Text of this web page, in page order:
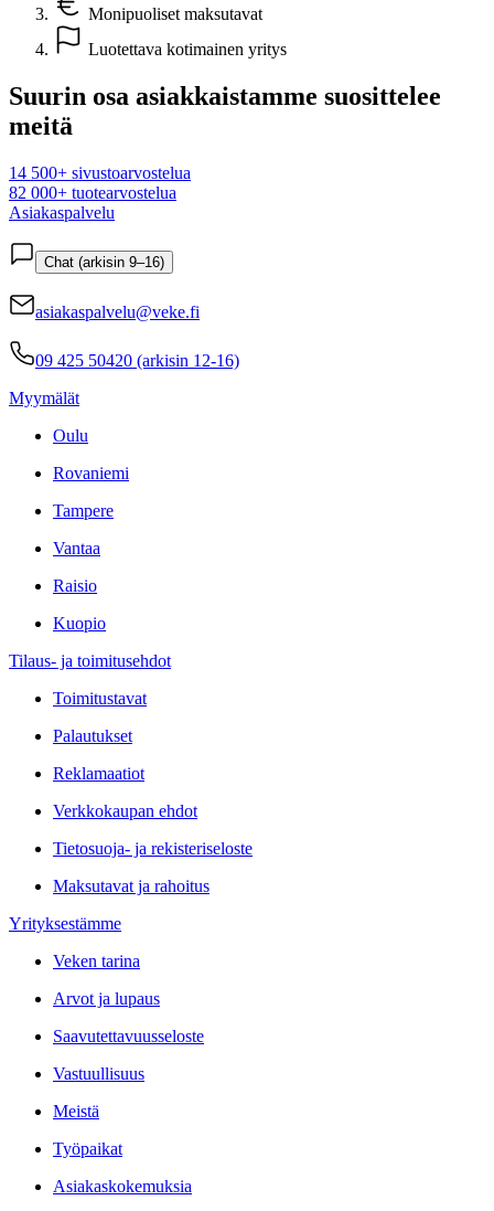
Monipuoliset maksutavat
Luotettava kotimainen yritys
Suurin osa asiakkaistamme suosittelee
meitä
14 500+ sivustoarvostelua
82 000+ tuotearvostelua
Asiakaspalvelu
Chat (arkisin 9–16)
asiakaspalvelu@veke.fi
09 425 50420 (arkisin 12-16)
Myymälät
Oulu
Rovaniemi
Tampere
Vantaa
Raisio
Kuopio
Tilaus- ja toimitusehdot
Toimitustavat
Palautukset
Reklamaatiot
Verkkokaupan ehdot
Tietosuoja- ja rekisteriseloste
Maksutavat ja rahoitus
Yrityksestämme
Veken tarina
Arvot ja lupaus
Saavutettavuusseloste
Vastuullisuus
Meistä
Työpaikat
Asiakaskokemuksia